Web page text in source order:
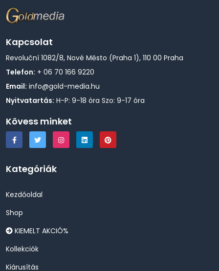
Kapcsolat
Revoluční 1082/8, Nové Město (Praha 1), 110 00 Praha
Telefon: + 06 70 166 9220
Email: info@gold-media.hu
Nyitvatartás: H-P: 9-18 óra Szo: 9-17 óra
Kövess minket
Kategóriák
Kezdőoldal
Shop
KIEMELT AKCIÓ%
Kollekciók
Kiárusítás